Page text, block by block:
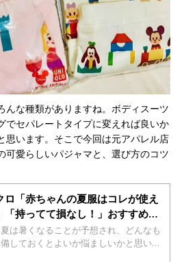
んな種類がありますね。ボディスーツ
でセパレートタイプに変えれば良いか
思います。そこで今回は元アパレル店
可愛らしいパジャマと、選び方のコツ
ロ「赤ちゃんの夏服はコレが使え
「持ってて損なし！」おすすめベ
イテム4選
は暑くなることが予想され、どんなも
しておくとよいか悩ましいかと思いま